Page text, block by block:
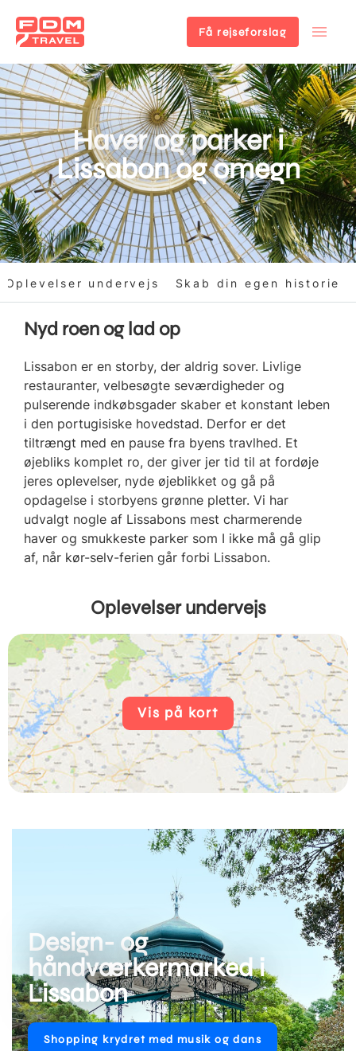
Gå
til
hovedindhold
Få rejseforslag
Haver og parker i
Lissabon og omegn
Oplevelser undervejs Skab din egen historie
Nyd roen og lad op
Lissabon er en storby, der aldrig sover. Livlige
restauranter, velbesøgte seværdigheder og
pulserende indkøbsgader skaber et konstant leben
i den portugisiske hovedstad. Derfor er det
tiltrængt med en pause fra byens travlhed. Et
øjebliks komplet ro, der giver jer tid til at fordøje
jeres oplevelser, nyde øjeblikket og gå på
opdagelse i storbyens grønne pletter. Vi har
udvalgt nogle af Lissabons mest charmerende
haver og smukkeste parker som I ikke må gå glip
af, når kør-selv-ferien går forbi Lissabon.
Oplevelser undervejs
Vis på kort
Design- og
håndværkermarked i
Lissabon
Shopping krydret med musik og dans